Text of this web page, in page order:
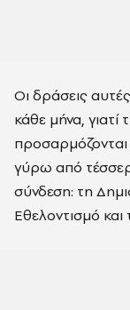
Οι δράσεις
κάθε μήνα, γιατί
προσαρμόζονται
γύρω από
σύνδεση: τη
Εθελοντισμό